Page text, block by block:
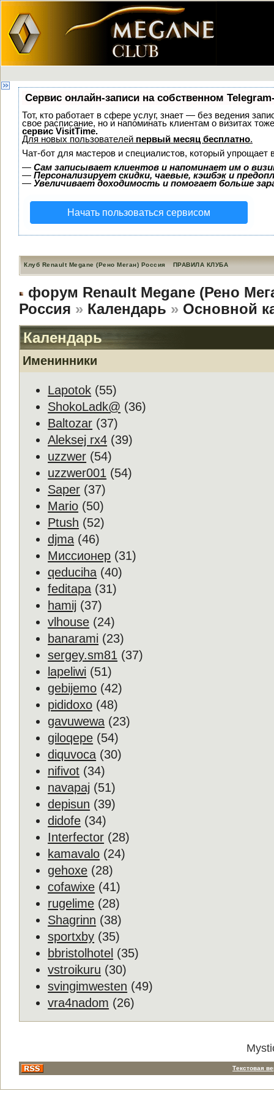
Сервис онлайн-записи на собственном
Тот, кто работает в сфере услуг, знает — без ведения
свое расписание, но и напоминать клиентам о визитах
сервис VisitTime.
Для новых пользователей первый месяц бесплатно.
Чат-бот для мастеров и специалистов, который упрощает
— Сам записывает клиентов и напоминает им о
— Персонализирует скидки, чаевые, кэшбэк и
— Увеличивает доходимость и помогает больше
Начать пользоваться сервисом
Клуб Renault Megane (Рено Меган) Россия ПРАВИЛА КЛУБА
форум Renault Megane (Рено
Россия » Календарь » Основной
Календарь
Именинники
Lapotok (55)
ShokoLadk@ (36)
Baltozar (37)
Aleksej rx4 (39)
uzzwer (54)
uzzwer001 (54)
Saper (37)
Mario (50)
Ptush (52)
djma (46)
Миссионер (31)
qeduciha (40)
feditapa (31)
hamij (37)
vlhouse (24)
banarami (23)
sergey.sm81 (37)
lapeliwi (51)
gebijemo (42)
pididoxo (48)
gavuwewa (23)
giloqepe (54)
diquvoca (30)
nifivot (34)
navapaj (51)
depisun (39)
didofe (34)
Interfector (28)
kamavalo (24)
gehoxe (28)
cofawixe (41)
rugelime (28)
Shagrinn (38)
sportxby (35)
bbristolhotel (35)
vstroikuru (30)
svingimwesten (49)
vra4nadom (26)
Текстовая